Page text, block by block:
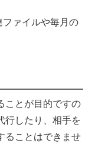
ファイルや毎月の
ことが目的ですの
行したり、相手を
ることはできませ